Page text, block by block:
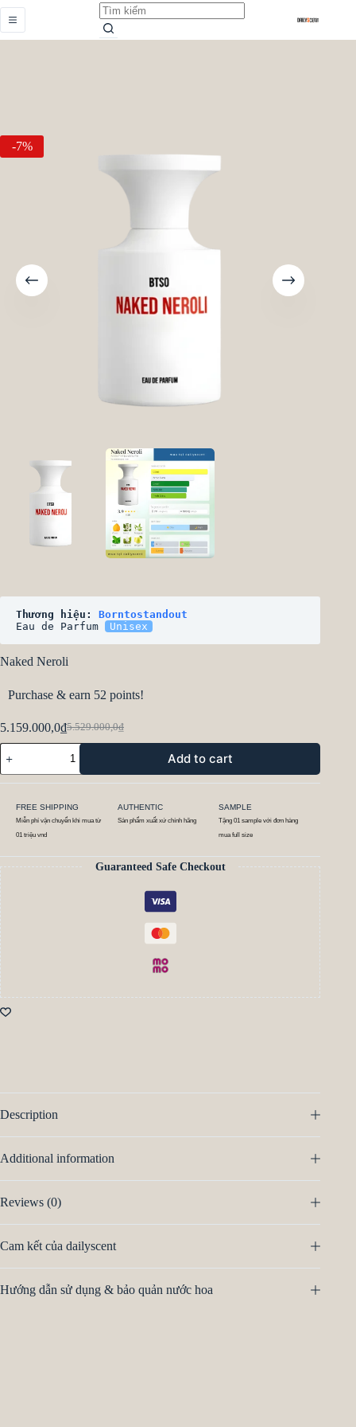
-7%
Thương hiệu: Borntostandout
Eau de Parfum
Unisex
Naked Neroli
Purchase & earn 52 points!
5.529.000,0₫
5.159.000,0₫
Add to cart
FREE SHIPPING
Miễn phí vận chuyển khi mua từ
01 triệu vnd
AUTHENTIC
Sản phẩm xuất xứ chính hãng
SAMPLE
Tặng 01 sample với đơn hàng
mua full size
Guaranteed Safe Checkout
Description
Additional information
Reviews (0)
Cam kết của dailyscent
Hướng dẫn sử dụng & bảo quản nước hoa